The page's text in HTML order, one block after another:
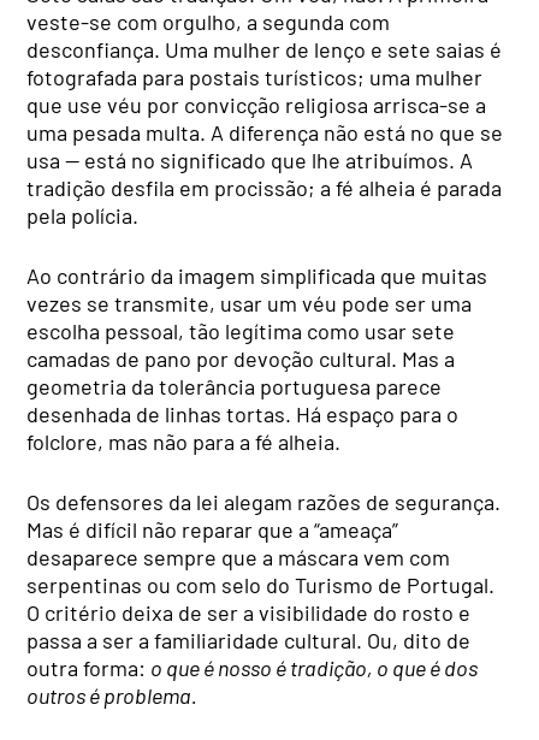
veste-se com orgulho, a segunda com
desconfiança. Uma mulher de lenço e sete saias é
fotografada para postais turísticos; uma mulher
que use véu por convicção religiosa arrisca-se a
uma pesada multa. A diferença não está no que se
usa — está no significado que lhe atribuímos. A
tradição desfila em procissão; a fé alheia é parada
pela polícia.
Ao contrário da imagem simplificada que muitas
vezes se transmite, usar um véu pode ser uma
escolha pessoal, tão legítima como usar sete
camadas de pano por devoção cultural. Mas a
geometria da tolerância portuguesa parece
desenhada de linhas tortas. Há espaço para o
folclore, mas não para a fé alheia.
Os defensores da lei alegam razões de segurança.
Mas é difícil não reparar que a “ameaça”
desaparece sempre que a máscara vem com
serpentinas ou com selo do Turismo de Portugal.
O critério deixa de ser a visibilidade do rosto e
passa a ser a familiaridade cultural. Ou, dito de
outra forma: o que é nosso é tradição, o que é dos
outros é problema.